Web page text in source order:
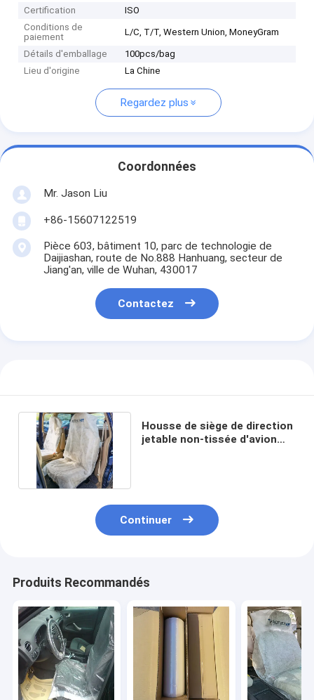
Certification
ISO
Conditions de
paiement
L/C, T/T, Western Union, MoneyGram
Détails d'emballage
100pcs/bag
Lieu d'origine
La Chine
Regardez plus
Coordonnées
Mr. Jason Liu
+86-15607122519
Pièce 603, bâtiment 10, parc de technologie de
Daijiashan, route de No.888 Hanhuang, secteur de
Jiang'an, ville de Wuhan, 430017
Contactez
Housse de siège de direction
jetable non-tissée d'avion
Continuer
Produits Recommandés